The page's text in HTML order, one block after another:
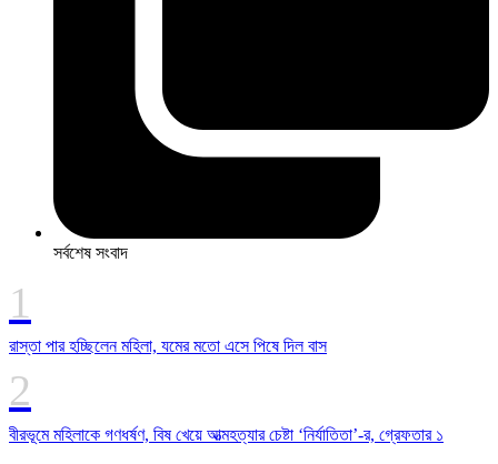
সর্বশেষ সংবাদ
রাস্তা পার হচ্ছিলেন মহিলা, যমের মতো এসে পিষে দিল বাস
বীরভূমে মহিলাকে গণধর্ষণ, বিষ খেয়ে আত্মহত্যার চেষ্টা ‘নির্যাতিতা’-র, গ্রেফতার ১